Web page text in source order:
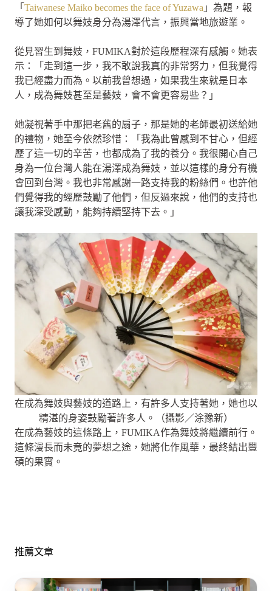
「 Taiwanese Maiko becomes the face of Yuzawa 」為題，報
導了她如何以舞妓身分為湯澤代言，振興當地旅遊業。
從見習生到舞妓，FUMIKA對於這段歷程深有感觸。她表
示：「走到這一步，我不敢說我真的非常努力，但我覺得
我已經盡力而為。以前我曾想過，如果我生來就是日本
人，成為舞妓甚至是藝妓，會不會更容易些？」
她凝視著手中那把老舊的扇子，那是她的老師最初送給她
的禮物，她至今依然珍惜：「我為此曾感到不甘心，但經
歷了這一切的辛苦，也都成為了我的養分。我很開心自己
身為一位台灣人能在湯澤成為舞妓，並以這樣的身分有機
會回到台灣。我也非常感謝一路支持我的粉絲們。也許他
們覺得我的經歷鼓勵了他們，但反過來說，他們的支持也
讓我深受感動，能夠持續堅持下去。」
在成為舞妓與藝妓的道路上，有許多人支持著她，她也以
精湛的身姿鼓勵著許多人。（攝影／涂豫新）
在成為藝妓的這條路上，FUMIKA作為舞妓將繼續前行。
這條漫長而未竟的夢想之途，她將化作風華，最終結出豐
碩的果實。
推薦文章